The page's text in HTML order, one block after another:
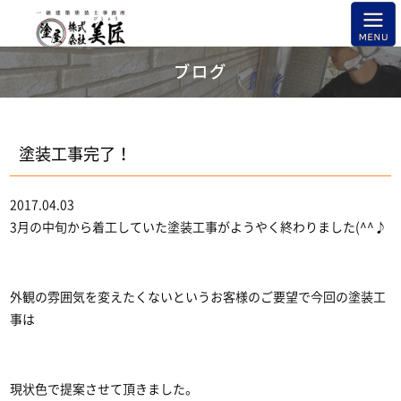
ブログ
塗装工事完了！
2017.04.03
3月の中旬から着工していた塗装工事がようやく終わりました(^^♪
外観の雰囲気を変えたくないというお客様のご要望で今回の塗装工
事は
現状色で提案させて頂きました。